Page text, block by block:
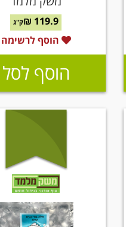
119.9 ₪ ק"ג
הוסף לרשימה
הוסף לסל